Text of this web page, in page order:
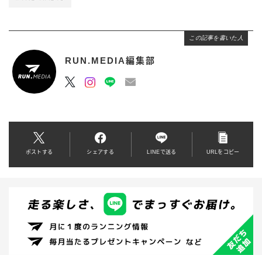
この記事を書いた人
RUN.MEDIA編集部
ポストする シェアする LINEで送る URLをコピー